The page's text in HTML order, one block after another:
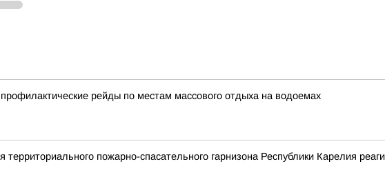
рейды по местам массового отдыха на водоемах
пожарно-спасательного гарнизона Республики Карелия